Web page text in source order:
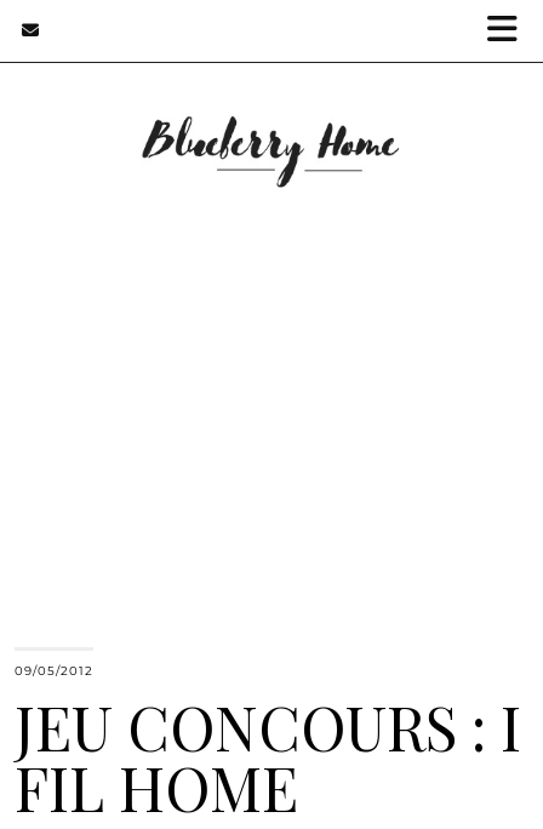
09/05/2012
JEU CONCOURS : I
FIL HOME